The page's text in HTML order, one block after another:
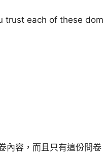
trust each of these
容，而且只有這份問卷